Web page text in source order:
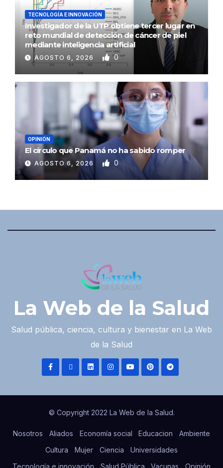
TECNOLOGÍA E INNOVACIÓN
Investigador de la UTP obtiene tercer lugar en
reto mundial de detección de cáncer de piel
mediante inteligencia artificial
AGOSTO 6, 2026 0
OPINIÓN
El círculo que Panamá no ha sabido romper
AGOSTO 6, 2026 0
La Web de la Salud
Salud pública, ciencia, cultura y bienestar en La Web
de la Salud
© Copyright 2022 La Web de la Salud.
Nosotros Aliados Economía social Educacion
Ambiente
Cultura
Mujer Ciencia
Universidades
Tecnología e innovación
Salud Pública Vacunas Opinión